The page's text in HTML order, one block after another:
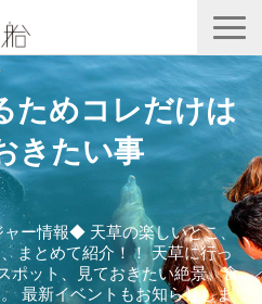
空の船
ル竜宮
ノ寂
一覧
テンツ
ためコレだけは
きたい事
ー情報◆ 天草の楽しいとこ、
まとめて紹介！！ 天草に行っ
ポット、見ておきたい絶景、食
最新イベントもお知らせしま